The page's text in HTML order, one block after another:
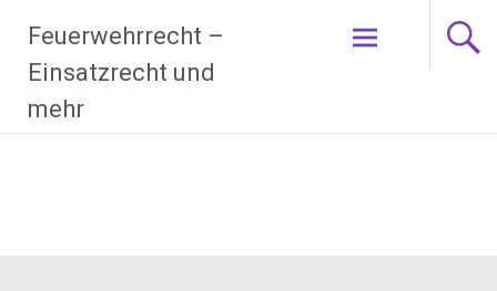
Inhalt
springen
Feuerwehrrecht –
Einsatzrecht und
mehr